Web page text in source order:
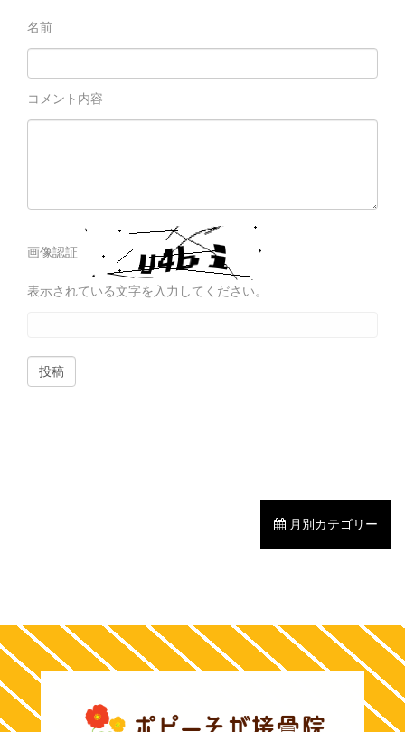
名前
コメント内容
画像認証
表示されている文字を入力してください。
月別カテゴリー